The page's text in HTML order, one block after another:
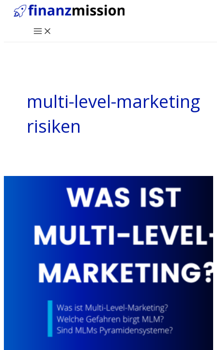
Zum
springenMain
Menu
multi-level-marketing
risiken